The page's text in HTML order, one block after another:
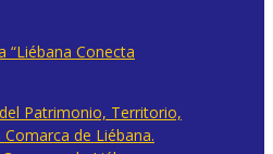
“Liébana Conecta
Patrimonio, Territorio,
de Liébana.